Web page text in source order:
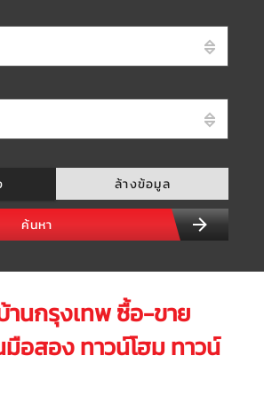
ล้างข้อมูล
ค้นหา
านกรุงเทพ ซื้อ-ขาย
อสอง ทาวน์โฮม ทาวน์